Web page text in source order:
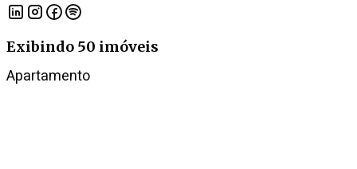
Exibindo 50 imóveis
Apartamento